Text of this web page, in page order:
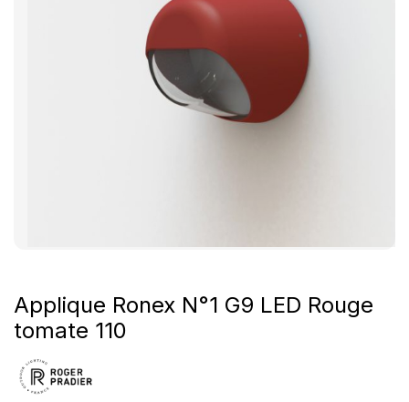
Applique Ronex N°1 G9 LED Rouge
tomate 110